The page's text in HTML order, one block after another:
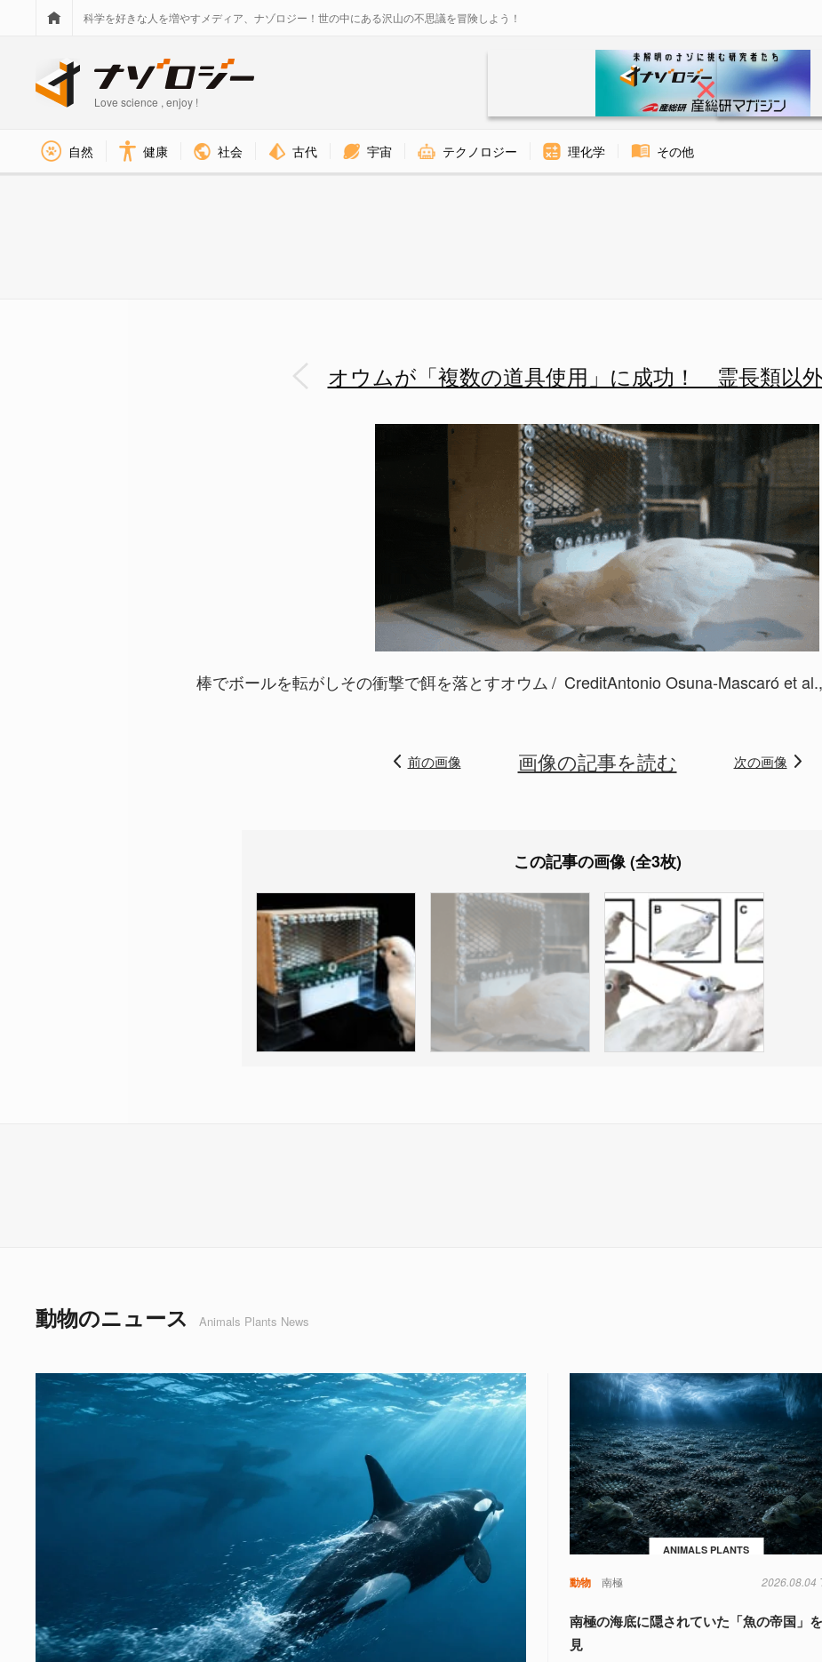
科学を好きな人を増やすメディア、ナゾロジー！世の中にある沢山の不思議を冒険しよう！
Love science , enjoy !
自然 健康 社会 古代 宇宙 テクノロジー 理化学 その他
オウムが「複数の道具使用」に成功！ 霊長類以
棒でボールを転がしその衝撃で餌を落とすオウム CreditAntonio Osuna-Mascaró et
前の画像 画像の記事を読む 次の画像
この記事の画像 (全3枚)
動物のニュース Animals Plants News
ANIMALS PLANTS
動物 南極 2026.08.04
南極の海底に隠されていた「魚の帝国」
見